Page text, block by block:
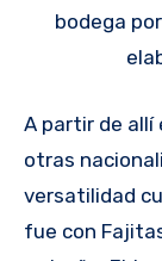
bodega
A partir de allí
otras
versatilidad
fue con